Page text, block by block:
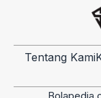
Tentang Kami